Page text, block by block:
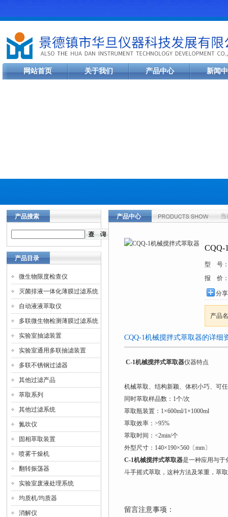
网站首页 关于我们 产品中心 新闻
产品搜索
产品目录
微生物限度检查仪
灭菌排液一体化薄膜过滤系统
自动液液萃取仪
多联微生物检测薄膜过滤系统
实验室抽滤装置
实验室通用多联抽滤装置
多联不锈钢过滤器
其他过滤产品
萃取系列
其他过滤系统
氮吹仪
固相萃取装置
喷雾干燥机
翻转振荡器
实验室废液处理系统
均质机/均质器
消解仪
产品中心 当
CQQ-
型 号
报 价
分
产品
CQQ-1机械搅拌式萃取器的详细
C-1机械搅拌式萃取器仪器特点
机械萃取、结构新颖、体积小巧、可
同时萃取样品数：1个/次
萃取瓶装置：1×600ml/1×1000ml
萃取效率：>95%
萃取时间：<2min/个
外型尺寸：140×190×560〔mm〕
C-1机械搅拌式萃取器是一种应用与
斗手摇式萃取，这种方法及笨重，萃
留言注意事项：